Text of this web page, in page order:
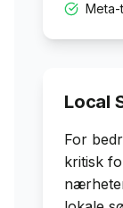
Meta-
Local
For
kritisk